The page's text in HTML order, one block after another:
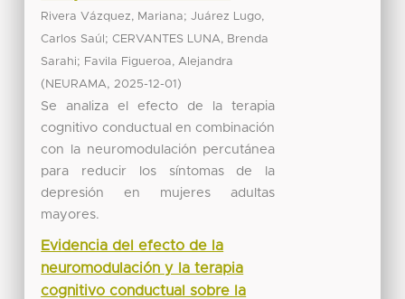
Rivera Vázquez, Mariana;Juárez Lugo,
Carlos Saúl ;CERVANTES LUNA, Brenda
Sarahi; Favila Figueroa, Alejandra
( NEURAMA, 2025-12-01 )
Se analiza el efecto de la terapia
cognitivo conductual en combinación
con la neuromodulación percutánea
para reducir los síntomas de la
depresión en mujeres adultas
mayores.
Evidencia del efecto de la
neuromodulación y la terapia
cognitivo conductual sobre la